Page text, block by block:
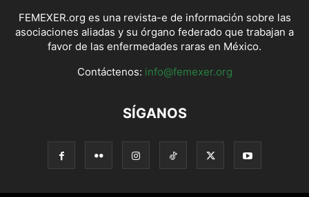
FEMEXER.org es una revista-e de información sobre las
asociaciones aliadas y su órgano federado que trabajan a
favor de las enfermedades raras en México.
Contáctenos: info@femexer.org
SÍGANOS